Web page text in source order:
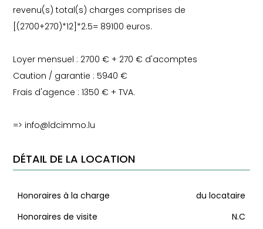
revenu(s) total(s) charges comprises de
[(2700+270)*12]*2.5= 89100 euros.
Loyer mensuel : 2700 € + 270 € d'acomptes
Caution / garantie : 5940 €
Frais d'agence : 1350 € + TVA.
=> info@ldcimmo.lu
DÉTAIL DE LA LOCATION
Honoraires à la charge
du locataire
Honoraires de visite
N.C